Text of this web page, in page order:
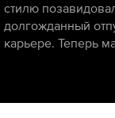
стилю
долгожданный
карьере. Теперь